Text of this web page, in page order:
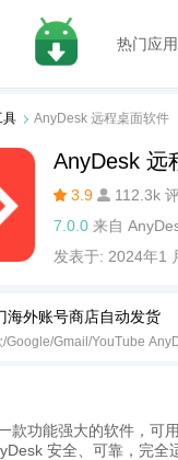
热门应用
具 AnyDesk 远程桌面软件
AnyDesk 远
3.9 112.3k
7.0.0 来自
发表于: 2024年1
海外账号商店自动发货
/Google/Gmail/YouTube
款功能强大的软件，可
安全、可靠，完全